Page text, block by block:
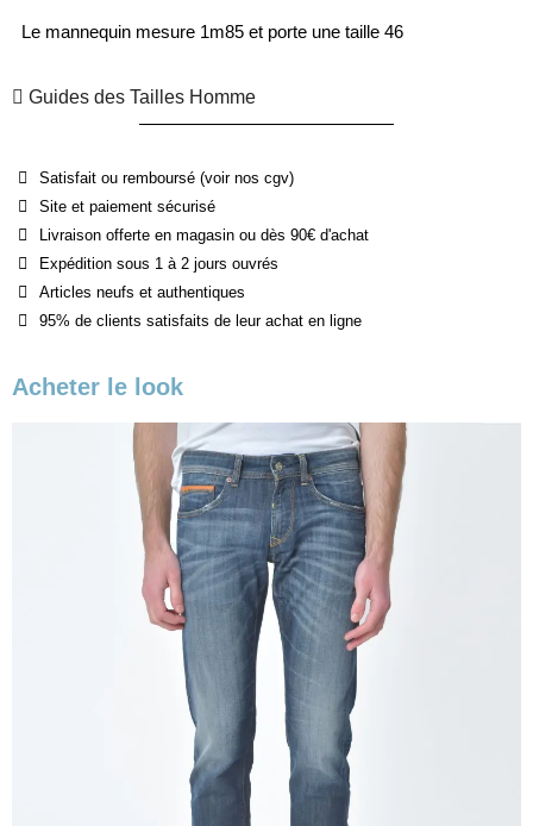
Le mannequin mesure 1m85 et porte une taille 46
Guides des Tailles Homme
Satisfait ou remboursé (voir nos cgv)
Site et paiement sécurisé
Livraison offerte en magasin ou dès 90€ d'achat
Expédition sous 1 à 2 jours ouvrés
Articles neufs et authentiques
95% de clients satisfaits de leur achat en ligne
Acheter le look